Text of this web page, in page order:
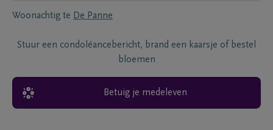
Woonachtig te De Panne
Stuur een condoléancebericht, brand een kaarsje of bestel
bloemen
Betuig je medeleven